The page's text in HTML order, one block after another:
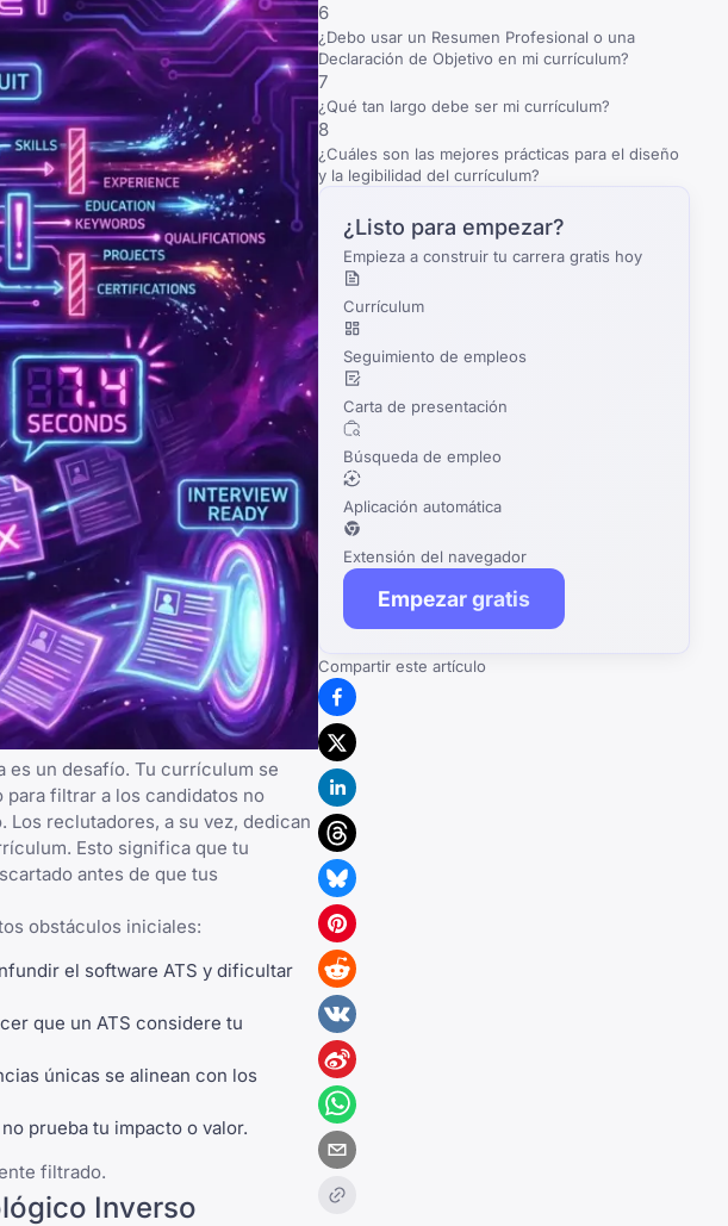
es un desafío. Tu currículum se
para filtrar a los candidatos no
reclutadores, a su vez, dedican
Esto significa que tu
antes de que tus
obstáculos iniciales:
el software ATS y dificultar
que un ATS considere tu
únicas se alinean con los
prueba tu impacto o valor.
filtrado.
Inverso
6
¿Debo usar un Resumen Profesional o una
Declaración de Objetivo en mi currículum?
7
¿Qué tan largo debe ser mi currículum?
8
¿Cuáles son las mejores prácticas para el diseño
y la legibilidad del currículum?
¿Listo para empezar?
Empieza a construir tu carrera gratis hoy
Currículum
Seguimiento de empleos
Carta de presentación
Búsqueda de empleo
Aplicación automática
Extensión del navegador
Empezar gratis
Compartir este artículo